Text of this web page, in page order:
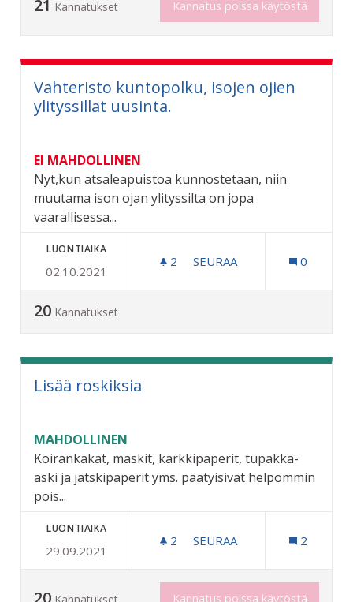
21 Kannatukset Kannatus poissa käytöstä
Vahteristo kuntopolku, isojen ojien
ylityssillat uusinta.
EI MAHDOLLINEN
Nyt,kun atsaleapuistoa kunnostetaan, niin
muutama ison ojan ylityssilta on jopa
vaarallisessa...
LUONTIAIKA
02.10.2021
2 2 SEURAAJAA
SEURAA 0
20 Kannatukset
Lisää roskiksia
MAHDOLLINEN
Koirankakat, maskit, karkkipaperit, tupakka-
aski ja jätskipaperit yms. päätyisivät helpommin
pois...
LUONTIAIKA
29.09.2021
2 2 SEURAAJAA
SEURAA 2
20 Kannatukset Kannatus poissa käytöstä